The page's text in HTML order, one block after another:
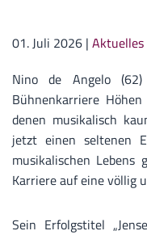
01. Juli 2026 | Aktuelles
Nino de Angelo
Bühnenkarriere
denen musikalisch
jetzt einen seltenen
musikalischen Lebens
Karriere auf eine völlig
Sein Erfolgstitel